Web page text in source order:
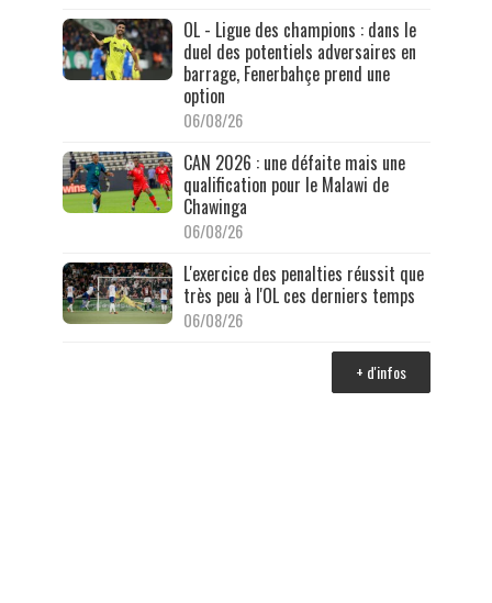
OL - Ligue des champions : dans le
duel des potentiels adversaires en
barrage, Fenerbahçe prend une
option
06/08/26
CAN 2026 : une défaite mais une
qualification pour le Malawi de
Chawinga
06/08/26
L'exercice des penalties réussit que
très peu à l'OL ces derniers temps
06/08/26
+ d'infos